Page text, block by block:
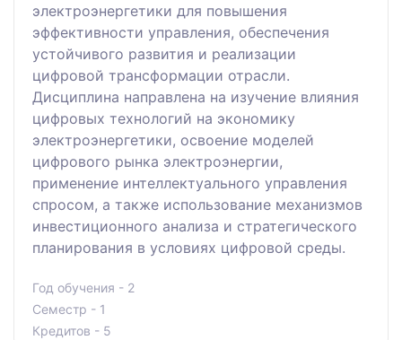
электроэнергетики для повышения
эффективности управления, обеспечения
устойчивого развития и реализации
цифровой трансформации отрасли.
Дисциплина направлена на изучение влияния
цифровых технологий на экономику
электроэнергетики, освоение моделей
цифрового рынка электроэнергии,
применение интеллектуального управления
спросом, а также использование механизмов
инвестиционного анализа и стратегического
планирования в условиях цифровой среды.
Год обучения - 2
Семестр - 1
Кредитов - 5